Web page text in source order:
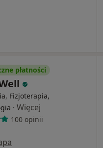
płatności
Fizjoterapia,
· Więcej
100 opinii